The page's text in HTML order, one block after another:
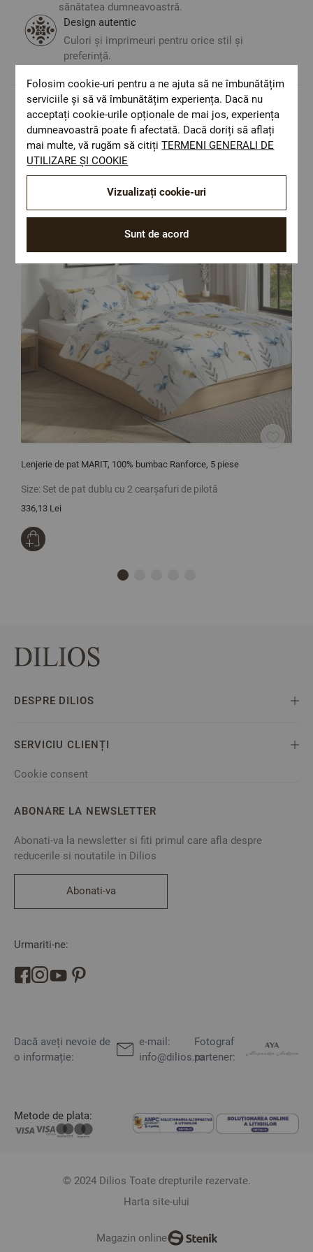
tonalitatea.
sănătatea dumneavoastră.
Design autentic
Culori și imprimeuri pentru orice stil și
preferință.
Populare in aceasta categorie
Lenjerie de pat MARIT, 100% bumbac Ranforce, 5 piese
Size:Set de pat dublu cu 2 cearșafuri de pilotă
336,13 Lei
DESPRE DILIOS
SERVICIU CLIENȚI
Cookie consent
ABONARE LA NEWSLETTER
Abonati-va la newsletter si fiti primul care afla despre
reducerile si noutatile in Dilios
Abonati-va
Urmariti-ne:
Dacă aveți nevoie de
o informație:
e-mail:
info@dilios.ro
Fotograf
partener:
Metode de plata:
© 2024 Dilios Toate drepturile rezervate.
Harta site-ului
Magazin online
Folosim cookie-uri pentru a ne ajuta să ne îmbunătățim
serviciile și să vă îmbunătățim experiența. Dacă nu
acceptați cookie-urile opționale de mai jos, experiența
dumneavoastră poate fi afectată. Dacă doriți să aflați
mai multe, vă rugăm să citițiTERMENI GENERALI DE
UTILIZARE ȘI COOKIE
Sunt de acord
Vizualizați cookie-uri